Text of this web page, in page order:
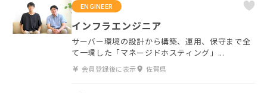
ENGINEER
インフラエンジニア
サーバー環境の設計から構築、運用、保守まで全
て一環した「マネージドホスティング」...
会員登録後に表示 佐賀県